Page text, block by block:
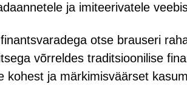
ja imiteerivatele
otse brauseri
võrreldes traditsioonilise
kohest ja märkimisväärset